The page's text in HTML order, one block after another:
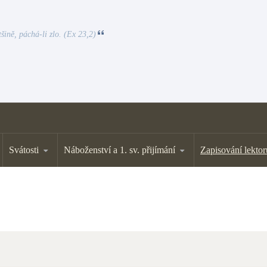
páchá-li zlo. (Ex 23,2)
Svátosti Náboženství a 1. sv. přijímání Zapisování